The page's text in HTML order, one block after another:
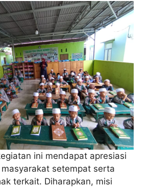
ini mendapat apresiasi
setempat serta
terkait. Diharapkan, misi